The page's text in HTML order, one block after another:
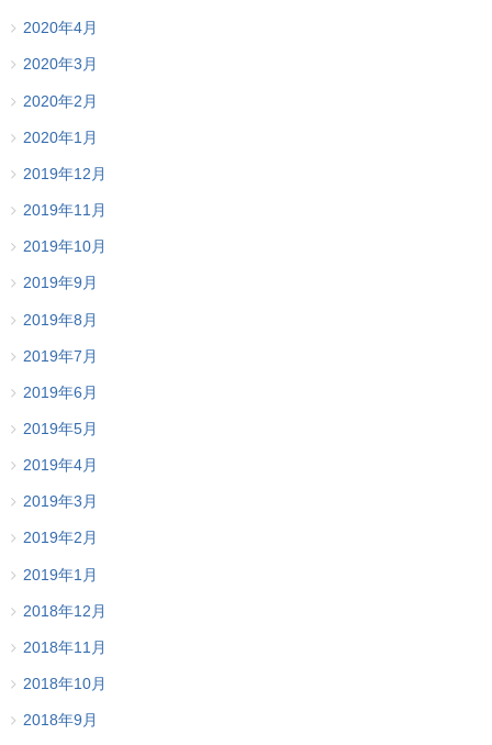
2020年4月
2020年3月
2020年2月
2020年1月
2019年12月
2019年11月
2019年10月
2019年9月
2019年8月
2019年7月
2019年6月
2019年5月
2019年4月
2019年3月
2019年2月
2019年1月
2018年12月
2018年11月
2018年10月
2018年9月